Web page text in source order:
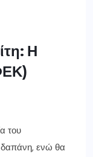
Η
του
δαπάνη, ενώ θα